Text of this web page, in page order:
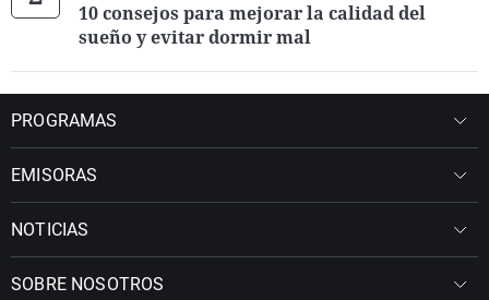
10 consejos para mejorar la calidad del
sueño y evitar dormir mal
PROGRAMAS
EMISORAS
NOTICIAS
SOBRE NOSOTROS